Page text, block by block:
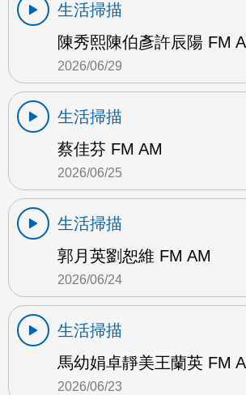
生活掃描
陳秀熙陳伯彥許辰陽 FM
2026/06/29
生活掃描
蔡佳芬 FM AM
2026/06/25
生活掃描
郭月英劉恕維 FM AM
2026/06/24
生活掃描
馬幼娟卓靜美王蘭英 FM
2026/06/23